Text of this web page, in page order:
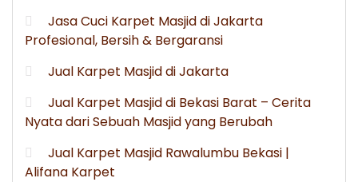
Jasa Cuci Karpet Masjid di Jakarta
Profesional, Bersih & Bergaransi
Jual Karpet Masjid di Jakarta
Jual Karpet Masjid di Bekasi Barat – Cerita
Nyata dari Sebuah Masjid yang Berubah
Jual Karpet Masjid Rawalumbu Bekasi |
Alifana Karpet